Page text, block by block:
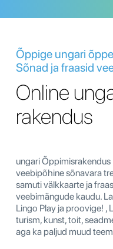
Õppige ungari
Sõnad ja fraasid
Online
rakendus
ungari
veebipõhine sõnavara
samuti välkkaarte ja
veebimängude kaudu.
Lingo Play ja proovige! ,
turism, kunst, toit,
aga ka paljud muud